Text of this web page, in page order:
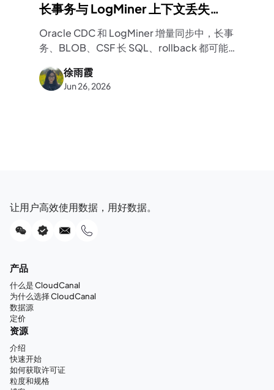
长事务与 LogMiner 上下文丢失
问题
Oracle CDC 和 LogMiner 增量同步中，长事
务、BLOB、CSF 长 SQL、rollback 都可能
原因、典型现象和处理思路。
徐雨霞
Jun 26, 2026
让用户高效使用数据，用好数据。
产品
什么是 CloudCanal
为什么选择 CloudCanal
数据源
定价
资源
介绍
快速开始
如何获取许可证
粒度和规格